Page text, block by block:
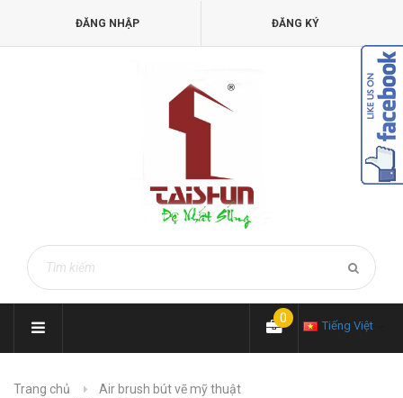
ĐĂNG NHẬP ĐĂNG KÝ
Tiếng Việt
0
Trang chủ
Air brush bút vẽ mỹ thuật